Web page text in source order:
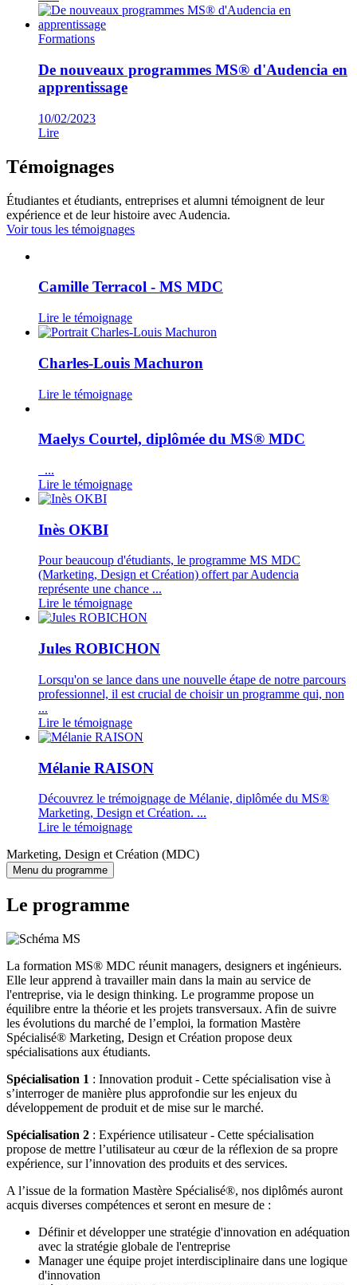
Formations
De nouveaux programmes MS® d'Audencia en
apprentissage
10/02/2023
Lire
Témoignages
Étudiantes et étudiants, entreprises et alumni témoignent de leur
expérience et de leur histoire avec Audencia.
Voir tous les témoignages
Camille Terracol - MS MDC
Lire le témoignage
Charles-Louis Machuron
Lire le témoignage
Maelys Courtel, diplômée du MS® MDC
...
Lire le témoignage
Inès OKBI
Pour beaucoup d'étudiants, le programme MS MDC
(Marketing, Design et Création) offert par Audencia
représente une chance ...
Lire le témoignage
Jules ROBICHON
Lorsqu'on se lance dans une nouvelle étape de notre parcours
professionnel, il est crucial de choisir un programme qui, non
...
Lire le témoignage
Mélanie RAISON
Découvrez le trémoignage de Mélanie, diplômée du MS®
Marketing, Design et Création. ...
Lire le témoignage
Marketing, Design et Création (MDC)
Menu du programme
Le programme
La formation MS® MDC réunit managers, designers et ingénieurs.
Elle leur apprend à travailler main dans la main au service de
l'entreprise, via le design thinking. Le programme propose un
équilibre entre la théorie et les projets transversaux. Afin de suivre
les évolutions du marché de l’emploi, la formation Mastère
Spécialisé® Marketing, Design et Création propose deux
spécialisations aux étudiants.
Spécialisation 1 : Innovation produit - Cette spécialisation vise à
s’interroger de manière plus approfondie sur les enjeux du
développement de produit et de mise sur le marché.
Spécialisation 2 : Expérience utilisateur - Cette spécialisation
propose de mettre l’utilisateur au cœur de la réflexion de sa propre
expérience, sur l’innovation des produits et des services.
A l’issue de la formation Mastère Spécialisé®, nos diplômés auront
acquis diverses compétences et seront en mesure de :
Définir et développer une stratégie d'innovation en adéquation
avec la stratégie globale de l'entreprise
Manager une équipe projet interdisciplinaire dans une logique
d'innovation